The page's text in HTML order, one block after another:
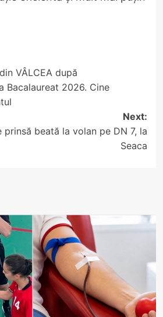
VÂLCEA după
Bacalaureat 2026. Cine
Next:
prinsă beată la volan pe DN 7, la
Seaca